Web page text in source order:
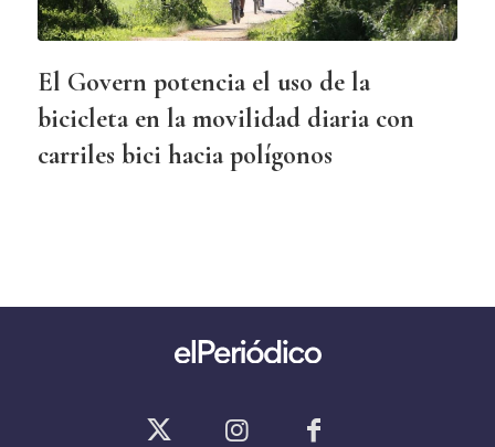
El Govern potencia el uso de la
bicicleta en la movilidad diaria con
carriles bici hacia polígonos